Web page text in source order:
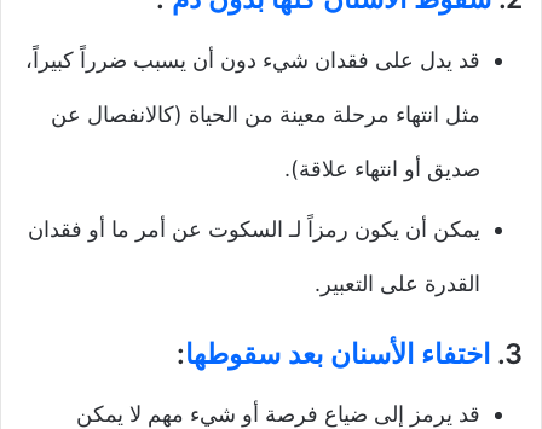
قد يدل على فقدان شيء دون أن يسبب ضرراً كبيراً،
مثل انتهاء مرحلة معينة من الحياة (كالانفصال عن
صديق أو انتهاء علاقة).
يمكن أن يكون رمزاً لـ السكوت عن أمر ما أو فقدان
القدرة على التعبير.
3. اختفاء الأسنان بعد سقوطها:
قد يرمز إلى ضياع فرصة أو شيء مهم لا يمكن